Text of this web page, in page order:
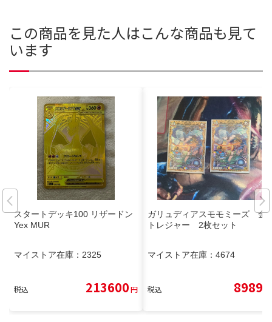
この商品を見た人はこんな商品も見て
います
スタートデッキ100 リザードン
Yex MUR
マイストア在庫： 2325
税込 213600円
ガリュディアスモモミーズ 金
トレジャー 2枚セット
マイストア在庫： 4674
税込 8989